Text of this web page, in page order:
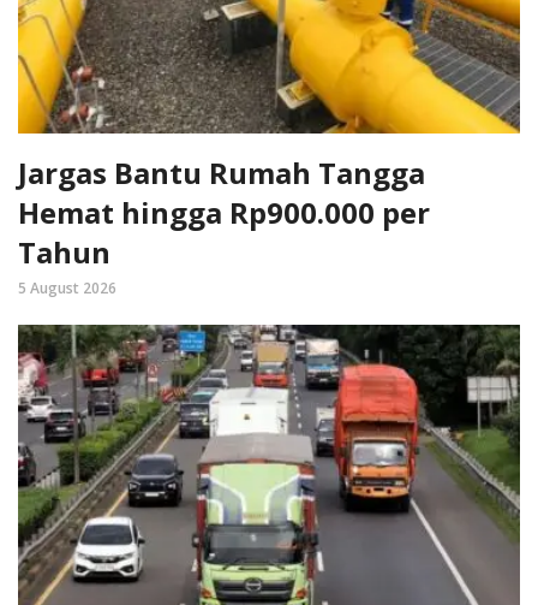
Jargas Bantu Rumah Tangga
Hemat hingga Rp900.000 per
Tahun
5 August 2026